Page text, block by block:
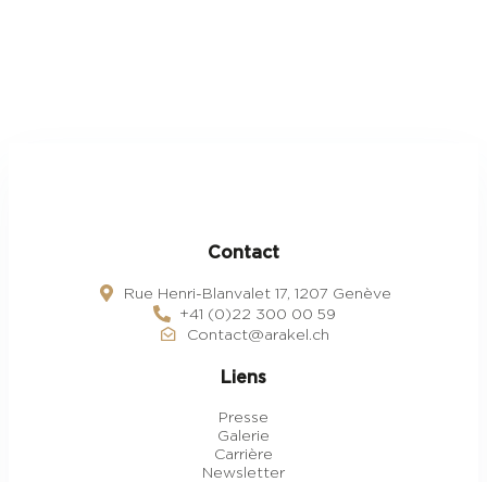
Contact
Rue Henri-Blanvalet 17, 1207 Genève​
+41 (0)22 300 00 59
Contact@arakel.ch
Liens
Presse
Galerie
Carrière
Newsletter